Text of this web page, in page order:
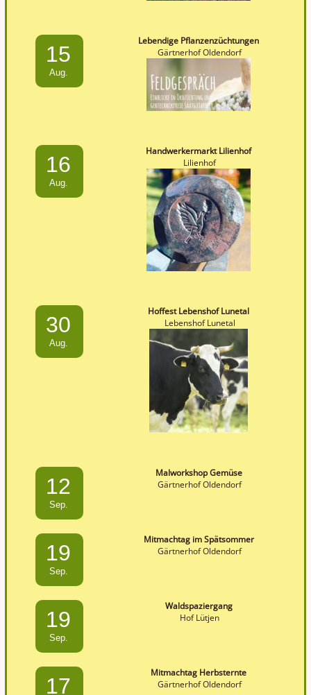
15
Aug.
Lebendige Pflanzenzüchtungen
Gärtnerhof Oldendorf
16
Aug.
Handwerkermarkt Lilienhof
Lilienhof
30
Aug.
Hoffest Lebenshof Lunetal
Lebenshof Lunetal
12
Sep.
Malworkshop Gemüse
Gärtnerhof Oldendorf
19
Sep.
Mitmachtag im Spätsommer
Gärtnerhof Oldendorf
19
Sep.
Waldspaziergang
Hof Lütjen
17
Mitmachtag Herbsternte
Gärtnerhof Oldendorf